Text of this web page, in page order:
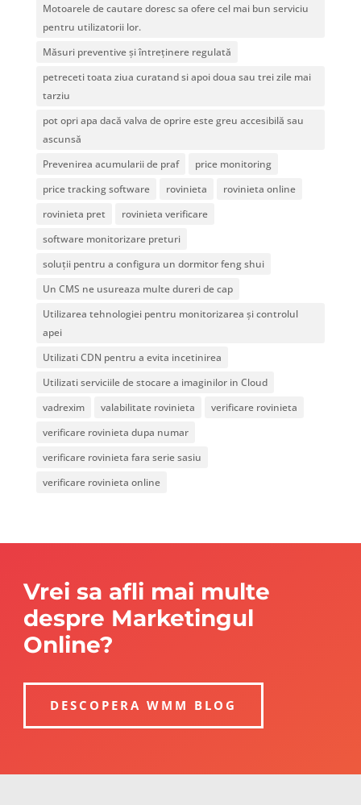
Motoarele de cautare doresc sa ofere cel mai bun serviciu
pentru utilizatorii lor.
Măsuri preventive și întreținere regulată
petreceti toata ziua curatand si apoi doua sau trei zile mai
tarziu
pot opri apa dacă valva de oprire este greu accesibilă sau
ascunsă
Prevenirea acumularii de praf
price monitoring
price tracking software
rovinieta
rovinieta online
rovinieta pret
rovinieta verificare
software monitorizare preturi
soluții pentru a configura un dormitor feng shui
Un CMS ne usureaza multe dureri de cap
Utilizarea tehnologiei pentru monitorizarea și controlul
apei
Utilizati CDN pentru a evita incetinirea
Utilizati serviciile de stocare a imaginilor in Cloud
vadrexim
valabilitate rovinieta
verificare rovinieta
verificare rovinieta dupa numar
verificare rovinieta fara serie sasiu
verificare rovinieta online
Vrei sa afli mai multe
despre Marketingul
Online?
DESCOPERA WMM BLOG